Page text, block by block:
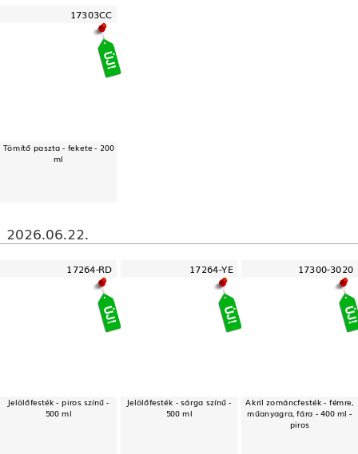
17303CC
Tömítő paszta - fekete - 200
ml
2026.06.22.
17264-RD
Jelölőfesték - piros színű -
500 ml
17264-YE
Jelölőfesték - sárga színű -
500 ml
17300-3020
Akril zománcfesték - fémre,
műanyagra, fára - 400 ml -
piros